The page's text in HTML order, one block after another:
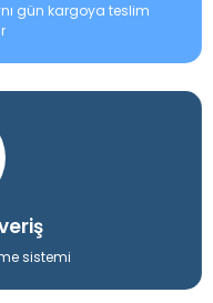
gün kargoya teslim
sistemi